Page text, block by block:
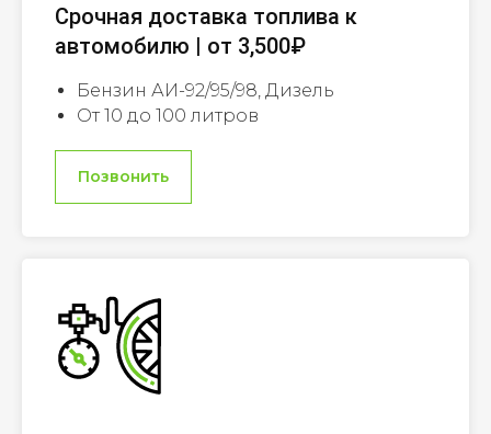
Срочная доставка топлива к
автомобилю | от 3,500₽
Бензин АИ-92/95/98, Дизель
От 10 до 100 литров
Позвонить